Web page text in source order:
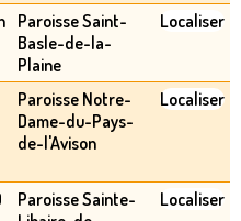
Paroisse Saint-
Basle-de-la-
Plaine
Localiser
Paroisse Notre-
Dame-du-Pays-
de-l'Avison
Localiser
Paroisse Sainte-
Localiser